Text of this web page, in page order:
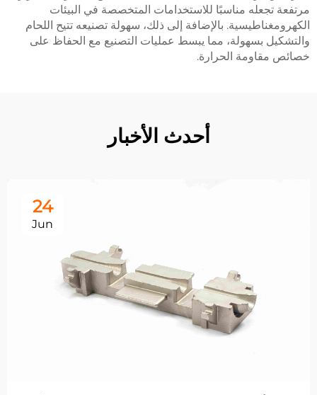
تجعله مناسبًا للاستخدامات المتخصصة في البيئات
بالإضافة إلى ذلك، سهولة تصنيعه تتيح اللحام
بسهولة، مما يبسط عمليات التصنيع مع الحفاظ على
مقاومة الحرارة.
أحدث الأخبار